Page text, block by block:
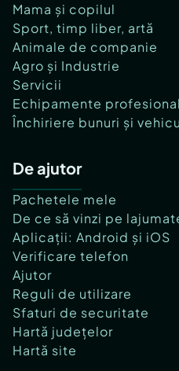
Mama și copilul
Sport, timp liber, artă
Animale de companie
Agro și Industrie
Servicii
Echipamente
Închiriere bunuri și
De ajutor
Pachetele mele
De ce să vinzi pe
Aplicații: Android și iOS
Verificare telefon
Ajutor
Reguli de utilizare
Sfaturi de securitate
Hartă județelor
Hartă site